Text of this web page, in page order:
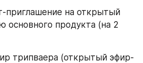
приглашение на открытый
основного продукта (на 2
трипваера (открытый эфир-